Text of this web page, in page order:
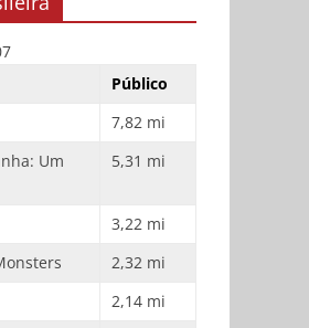
Público
7,82 mi
Um
5,31 mi
3,22 mi
2,32 mi
2,14 mi